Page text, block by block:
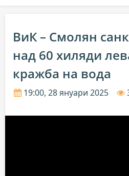
ВиК – Смолян
над 60 хиляди
кражба на вода
19:00, 28 януари 2025